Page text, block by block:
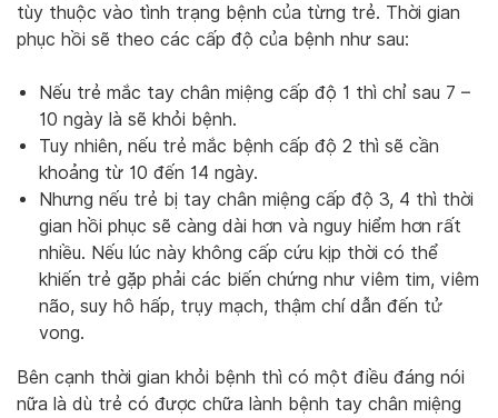
tùy thuộc vào tình trạng bệnh của từng trẻ. Thời gian
phục hồi sẽ theo các cấp độ của bệnh như sau:
Nếu trẻ mắc tay chân miệng cấp độ 1 thì chỉ sau 7 –
10 ngày là sẽ khỏi bệnh.
Tuy nhiên, nếu trẻ mắc bệnh cấp độ 2 thì sẽ cần
khoảng từ 10 đến 14 ngày.
Nhưng nếu trẻ bị tay chân miệng cấp độ 3, 4 thì thời
gian hồi phục sẽ càng dài hơn và nguy hiểm hơn rất
nhiều. Nếu lúc này không cấp cứu kịp thời có thể
khiến trẻ gặp phải các biến chứng như viêm tim, viêm
não, suy hô hấp, trụy mạch, thậm chí dẫn đến tử
vong.
Bên cạnh thời gian khỏi bệnh thì có một điều đáng nói
nữa là dù trẻ có được chữa lành bệnh tay chân miệng